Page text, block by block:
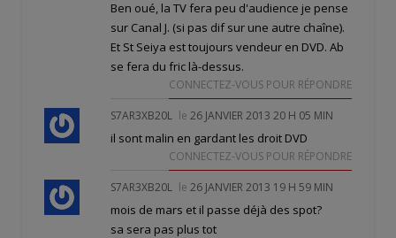
Ben oué, la TV fera peu d'audience je pense
sur Canal J. (si pas dif sur une autre chaîne).
Et St Seiya est toujours vendeur en DVD. Ab
se fera du fric là-dessus.
CONNECTEZ-VOUS POUR RÉPONDRE
S7AR3XB20L le 26 JANVIER 2013 20 H 05 MIN
il sont malin en gardant les droit DVD
CONNECTEZ-VOUS POUR RÉPONDRE
S7AR3XB20L le 26 JANVIER 2013 19 H 59 MIN
mois de mars et il passe déjà des spot?
sa sera pas plus tot